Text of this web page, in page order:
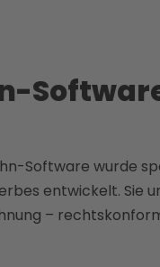
Software wurde
entwickelt. Sie
–